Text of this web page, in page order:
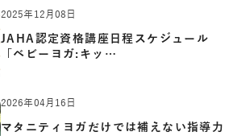
2025年12月08日
JAHA認定資格講座日程スケジュール
「ベビーヨガ:キッ…
2026年04月16日
マタニティヨガだけでは補えない指導力